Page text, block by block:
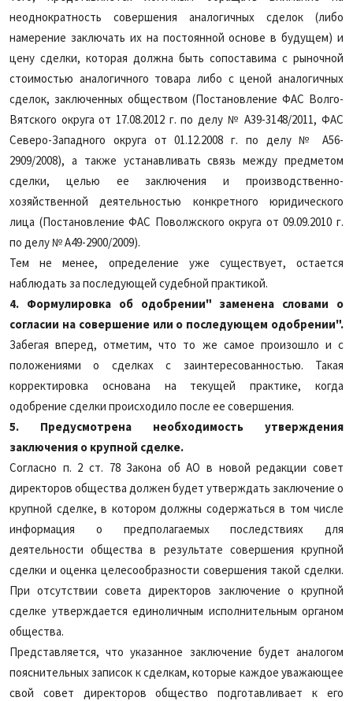
неоднократность совершения аналогичных сделок (либо
намерение заключать их на постоянной основе в будущем) и
цену сделки, которая должна быть сопоставима с рыночной
стоимостью аналогичного товара либо с ценой аналогичных
сделок, заключенных обществом (Постановление ФАС Волго-
Вятского округа от 17.08.2012 г. по делу № А39-3148/2011, ФАС
Северо-Западного округа от 01.12.2008 г. по делу № А56-
2909/2008), а также устанавливать связь между предметом
сделки, целью ее заключения и производственно-
хозяйственной деятельностью конкретного юридического
лица (Постановление ФАС Поволжского округа от 09.09.2010 г.
по делу № А49-2900/2009).
Тем не менее, определение уже существует, остается
наблюдать за последующей судебной практикой.
4. Формулировка об одобрении" заменена словами о
согласии на совершение или о последующем одобрении".
Забегая вперед, отметим, что то же самое произошло и с
положениями о сделках с заинтересованностью. Такая
корректировка основана на текущей практике, когда
одобрение сделки происходило после ее совершения.
5. Предусмотрена необходимость утверждения
заключения о крупной сделке.
Согласно п. 2 ст. 78 Закона об АО в новой редакции совет
директоров общества должен будет утверждать заключение о
крупной сделке, в котором должны содержаться в том числе
информация о предполагаемых последствиях для
деятельности общества в результате совершения крупной
сделки и оценка целесообразности совершения такой сделки.
При отсутствии совета директоров заключение о крупной
сделке утверждается единоличным исполнительным органом
общества.
Представляется, что указанное заключение будет аналогом
пояснительных записок к сделкам, которые каждое уважающее
свой совет директоров общество подготавливает к его